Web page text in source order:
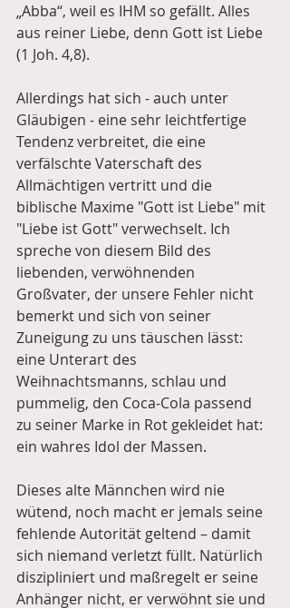
„Abba“, weil es IHM so gefällt. Alles
aus reiner Liebe, denn Gott ist Liebe
(1 Joh. 4,8).
Allerdings hat sich - auch unter
Gläubigen - eine sehr leichtfertige
Tendenz verbreitet, die eine
verfälschte Vaterschaft des
Allmächtigen vertritt und die
biblische Maxime "Gott ist Liebe" mit
"Liebe ist Gott" verwechselt. Ich
spreche von diesem Bild des
liebenden, verwöhnenden
Großvater, der unsere Fehler nicht
bemerkt und sich von seiner
Zuneigung zu uns täuschen lässt:
eine Unterart des
Weihnachtsmanns, schlau und
pummelig, den Coca-Cola passend
zu seiner Marke in Rot gekleidet hat:
ein wahres Idol der Massen.
Dieses alte Männchen wird nie
wütend, noch macht er jemals seine
fehlende Autorität geltend – damit
sich niemand verletzt füllt. Natürlich
diszipliniert und maßregelt er seine
Anhänger nicht, er verwöhnt sie und